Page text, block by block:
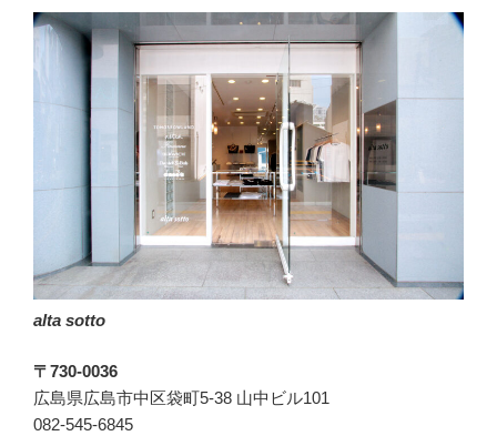
の
ラ
ウ
な
し
ょ
う。”
alta sotto
〒730-0036
広島県広島市中区袋町5-38 山中ビル101
082-545-6845